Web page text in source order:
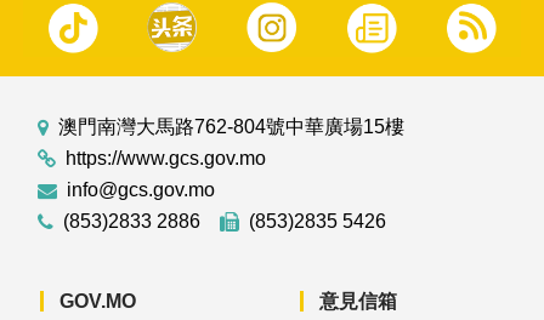
澳門南灣大馬路762-804號中華廣場15樓
https://www.gcs.gov.mo
info@gcs.gov.mo
(853)2833 2886
(853)2835 5426
GOV.MO 意見信箱